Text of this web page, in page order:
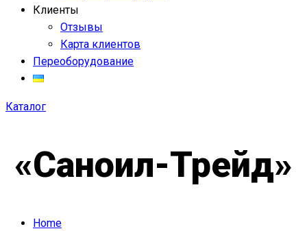
Клиенты
Отзывы
Карта клиентов
Переоборудование
Каталог
«Саноил-Трейд»
Home